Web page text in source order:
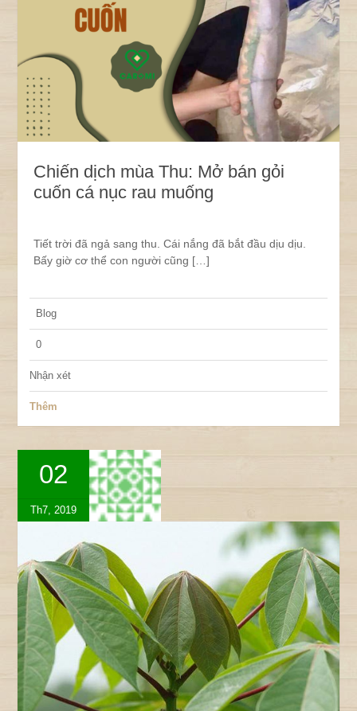
Chiến dịch mùa Thu: Mở bán gỏi
cuốn cá nục rau muống
Tiết trời đã ngả sang thu. Cái nắng đã bắt đầu dịu dịu.
Bấy giờ cơ thể con người cũng […]
Blog
0
Nhận xét
Thêm
02
Th7, 2019